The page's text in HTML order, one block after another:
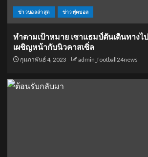
ข่าวบอลล่าสุด ข่าวฟุตบอล
ทำตามเป้าหมาย เซาแธมป์ตันเดินทางไ
เผชิญหน้ากับนิวคาสเซิ่ล
กุมภาพันธ์ 4, 2023 admin_football24news